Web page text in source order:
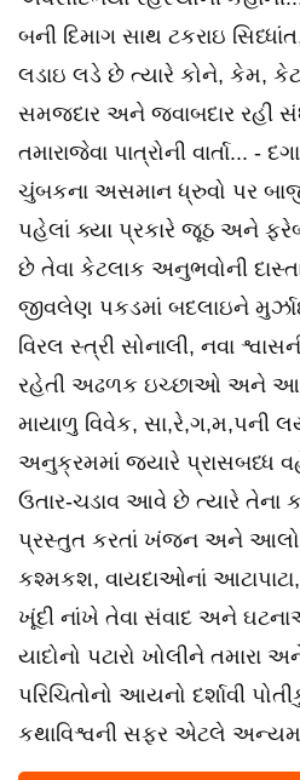
બની દિમાગ સાથ ટકરાઇ
લડાઇ લડે છે ત્યારે કોને, કેમ,
સમજદાર અને જવાબદાર રહી
તમારાજેવા પાત્રોની વાર્તા...
ચુંબકના અસમાન ધ્રુવો પર
પહેલાં ક્યા પ્રકારે જૂઠ અને
છે તેવા કેટલાક અનુભવોની
જીવલેણ પકડમાં બદલાઇને
વિરલ સ્ત્રી સોનાલી, નવા
રહેતી અઢળક ઇચ્છાઓ અને
માયાળુ વિવેક, સા,રે,ગ,મ,પની
અનુક્રમમાં જ્યારે પ્રાસબધ્ધ
ઉતાર-ચડાવ આવે છે ત્યારે તેના
પ્રસ્તુત કરતાં ખંજન અને
કશ્મકશ, વાયદાઓનાં
ખૂંદી નાંખે તેવા સંવાદ અને
યાદોનો પટારો ખોલીને તમારા
પરિચિતોનો આયનો દર્શાવી
કથાવિશ્વની સફર એટલે